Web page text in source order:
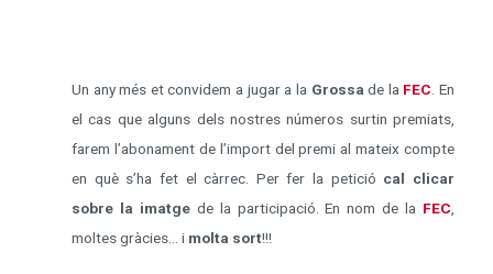
Un any més et convidem a jugar a la Grossa de la FEC . En
el cas que alguns dels nostres números surtin premiats,
farem l’abonament de l’import del premi al mateix compte
en què s’ha fet el càrrec. Per fer la petició cal clicar
sobre la imatgede la participació. En nom de la FEC
moltes gràcies… i molta sort!!!